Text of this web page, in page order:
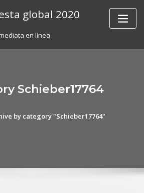
global 2020
en línea
Schieber17764
by category "Schieber17764"